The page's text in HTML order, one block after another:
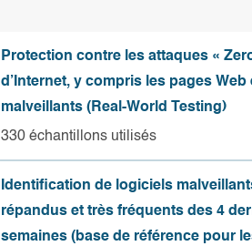
Protection contre les attaques «
d’Internet, y compris les pages Web
malveillants (Real-World Testing)
330 échantillons utilisés
Identification de logiciels
répandus et très fréquents des 4
semaines (base de référence pour